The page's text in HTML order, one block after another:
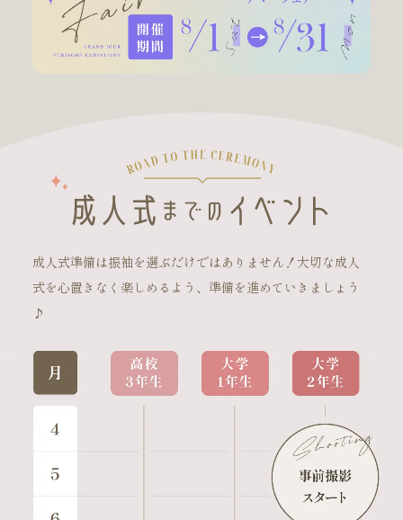
成人式準備は振袖を選ぶだけではありません！大切な成人
式を心置きなく楽しめるよう、準備を進めていきましょう
♪